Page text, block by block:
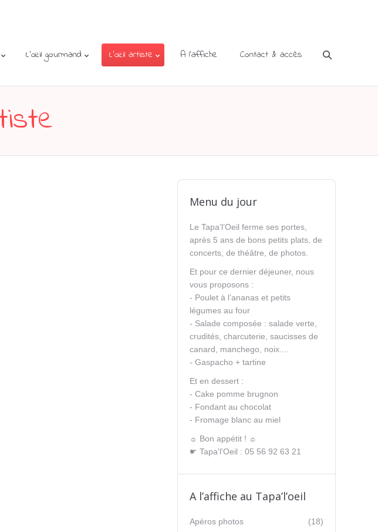
L’œil gourmand L’œil artiste A l’affiche Contact & accès
Menu du jour
Le Tapa’l’Oeil ferme ses portes,
après 5 ans de bons petits plats, de
concerts, de théâtre, de photos.
Et pour ce dernier déjeuner, nous
vous proposons :
- Poulet à l’ananas et petits
légumes au four
- Salade composée : salade verte,
crudités, charcuterie, saucisses de
canard, manchego, noix....
- Gaspacho + tartine
Et en dessert :
- Cake pomme brugnon
- Fondant au chocolat
- Fromage blanc au miel
☼ Bon appétit ! ☼
☛ Tapa'l'Oeil : 05 56 92 63 21
A l’affiche au Tapa’l’oeil
(18)
Apéros photos